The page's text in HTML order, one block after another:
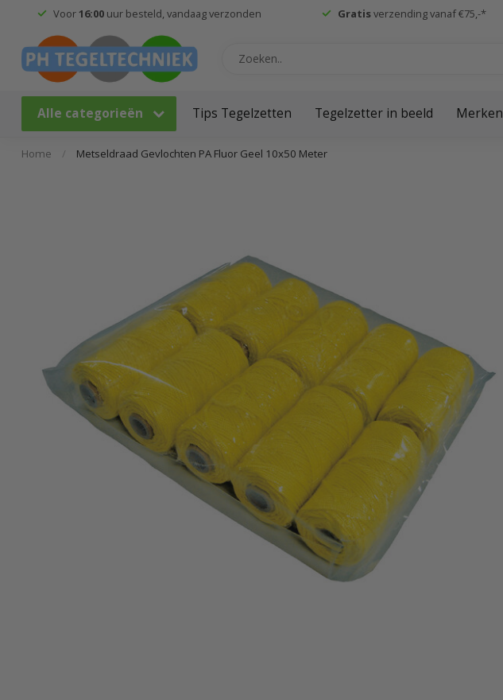
Voor16:00uur besteld, vandaag verzonden Gratisverzending vanaf €75,-*
Alle categorieën Tips Tegelzetten Tegelzetter in beeld Merken
Home / Metseldraad Gevlochten PA Fluor Geel 10x50 Meter